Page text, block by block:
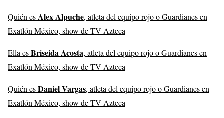
Quién es Alex Alpuche, atleta del equipo rojo o Guardianes en
Exatlón México, show de TV Azteca
Ella esBriseida Acosta, atleta del equipo rojo o Guardianes en
Exatlón México, show de TV Azteca
Quién esDaniel Vargas, atleta del equipo rojo o Guardianes en
Exatlón México, show de TV Azteca